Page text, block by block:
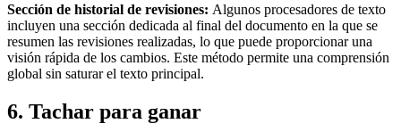
Sección de historial de revisiones: Algunos procesadores de texto
incluyen una sección dedicada al final del documento en la que se
resumen las revisiones realizadas, lo que puede proporcionar una
visión rápida de los cambios. Este método permite una comprensión
global sin saturar el texto principal.
6. Tachar para ganar